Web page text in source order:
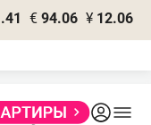
€ 94.06 ¥ 12.06